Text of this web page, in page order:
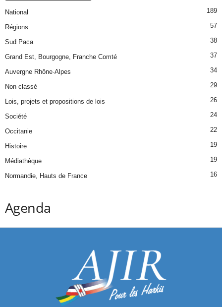
National 189
Régions 57
Sud Paca 38
Grand Est, Bourgogne, Franche Comté 37
Auvergne Rhône-Alpes 34
Non classé 29
Lois, projets et propositions de lois 26
Société 24
Occitanie 22
Histoire 19
Médiathèque 19
Normandie, Hauts de France 16
Agenda